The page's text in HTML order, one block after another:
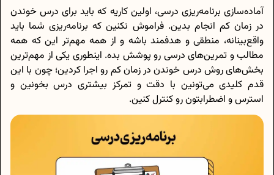
آماده‌سازی برنامه‌ریزی درسی، اولین کاریه که باید برای درس خوندن
در زمان کم انجام بدین. فراموش نکنین که برنامه‌ریزی شما باید
واقع‌بینانه، منطقی و هدفمند باشه و از همه مهم‌تر این که همه
مطالب و تمرین‌های درسی رو پوشش بده. اینطوری یکی از مهم‌ترین
بخش‌های روش درس خوندن در زمان کم رو اجرا کردین؛ چون با این
قدم کلیدی می‌تونین با دقت و تمرکز بیشتری درس بخونین و
استرس و اضطرابتون رو کنترل کنین.